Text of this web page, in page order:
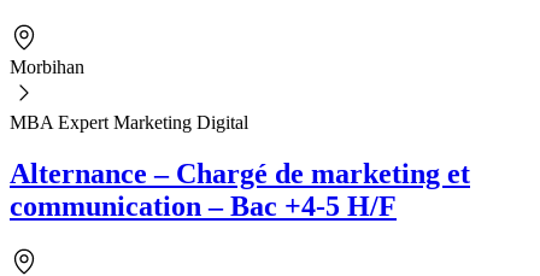
Morbihan
MBA Expert Marketing Digital
Alternance – Chargé de marketing et
communication – Bac +4-5 H/F